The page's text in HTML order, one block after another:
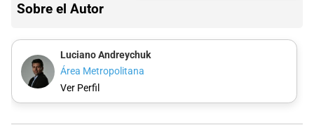
Sobre el Autor
Luciano Andreychuk
Área Metropolitana
Ver Perfil